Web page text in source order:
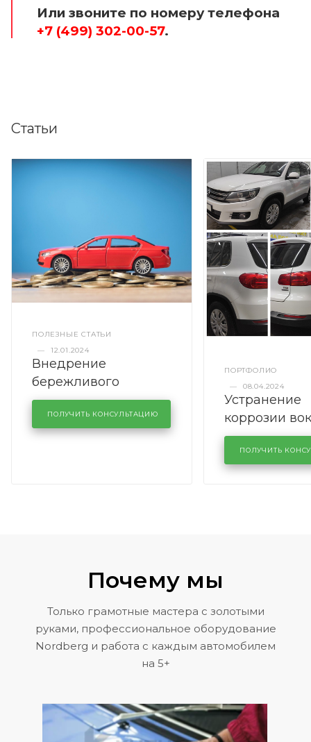
Или звоните по номеру телефона
+7 (499) 302-00-57.
Статьи
ПОЛЕЗНЫЕ СТАТЬИ
—
12.01.2024
Внедрение
бережливого
производства в
кузовном сервисе
KUTUZOVV
ПОЛУЧИТЬ КОНСУЛЬТАЦИЮ
ПОРТФОЛИО
—
08.04.2024
Устранение
коррозии
лобового
районе
Volkswagen
ПОЛУЧИТЬ
Почему мы
Только грамотные мастера с золотыми
руками, профессиональное оборудование
Nordberg и работа с каждым автомобилем
на 5+